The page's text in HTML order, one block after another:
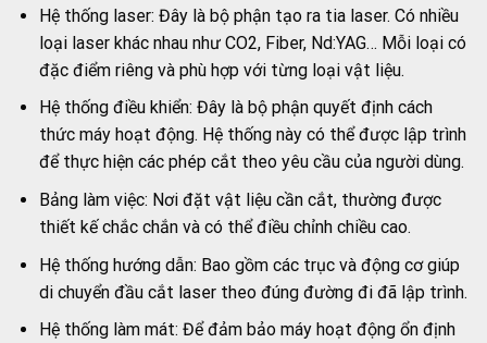
Hệ thống laser: Đây là bộ phận tạo ra tia laser. Có nhiều
loại laser khác nhau như CO2, Fiber, Nd:YAG… Mỗi loại có
đặc điểm riêng và phù hợp với từng loại vật liệu.
Hệ thống điều khiển: Đây là bộ phận quyết định cách
thức máy hoạt động. Hệ thống này có thể được lập trình
để thực hiện các phép cắt theo yêu cầu của người dùng.
Bảng làm việc: Nơi đặt vật liệu cần cắt, thường được
thiết kế chắc chắn và có thể điều chỉnh chiều cao.
Hệ thống hướng dẫn: Bao gồm các trục và động cơ giúp
di chuyển đầu cắt laser theo đúng đường đi đã lập trình.
Hệ thống làm mát: Để đảm bảo máy hoạt động ổn định